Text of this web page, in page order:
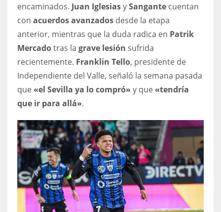
NYG
24
MIA
17
DAL
22
WSH
26
encaminados. Juan IglesiasySangante cuentan
con acuerdos avanzados desde la etapa
anterior, mientras que la duda radica en Patrik
Mercadotras la grave lesión sufrida
recientemente. Franklin Tello, presidente de
Independiente del Valle, señaló la semana pasada
que«el Sevilla ya lo compró» y que«tendría
que ir para allá».